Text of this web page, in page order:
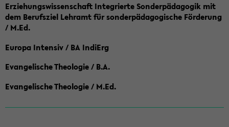
Erziehungswissenschaft Integrierte Sonderpädagogik mit
dem Berufsziel Lehramt für sonderpädagogische Förderung
/ M.Ed.
Europa Intensiv / BA IndiErg
Evangelische Theologie / B.A.
Evangelische Theologie / M.Ed.